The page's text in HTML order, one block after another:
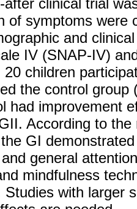
after clinical trial
of symptoms were
and
IV (SNAP-IV)
children
the control
had improvement
According to
GI
general
mindfulness
Studies with larger